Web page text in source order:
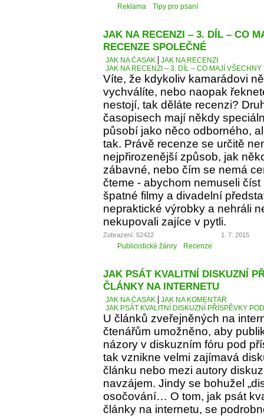
Reklama Tipy pro psaní
JAK NA RECENZI – 3. DÍL – CO
RECENZE SPOLEČNÉ
JAK NA ČASÁK
JAK NA RECENZI
JAK NA RECENZI – 3. DÍL – CO MAJÍ
Víte, že kdykoliv kamarádovi
vychválíte, nebo naopak
nestojí, tak děláte recenzi?
časopisech mají někdy
působí jako něco odborného,
tak. Právě recenze se určitě
nejpřirozenější způsob, jak
zábavné, nebo čím se nemá
čteme - abychom nemuseli
špatné filmy a divadelní
nepraktické výrobky a nehráli
nekupovali zajíce v pytli.
Zobrazení: 52422 1. 7. 2015
Publicistické žánry Recenze
JAK PSÁT KVALITNÍ DISKUZNÍ
ČLÁNKY NA INTERNETU
JAK NA ČASÁK
JAK NA KOMENTÁŘ
JAK PSÁT KVALITNÍ DISKUZNÍ PŘÍSPĚVKY
U článků zveřejněných na
čtenářům umožněno, aby
názory v diskuzním fóru pod
tak vznikne velmi zajímavá
článku nebo mezi autory
navzájem. Jindy se bohužel
osočování… O tom, jak psát
články na internetu, se